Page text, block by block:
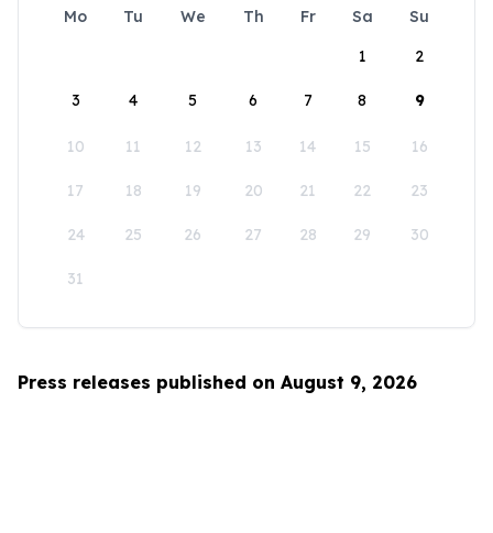
Mo Tu We Th Fr Sa
Su
1
2
3 4 5 6 7 8 9
10 11 12 13 14 15 16
17 18 19 20 21 22 23
24 25 26 27 28 29 30
31
Press releases published on August 9, 2026